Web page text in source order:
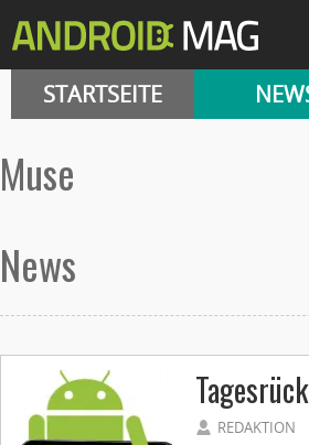
STARTSEITE
muse
News
REDAKTION